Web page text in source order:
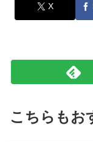
X
こちらもお